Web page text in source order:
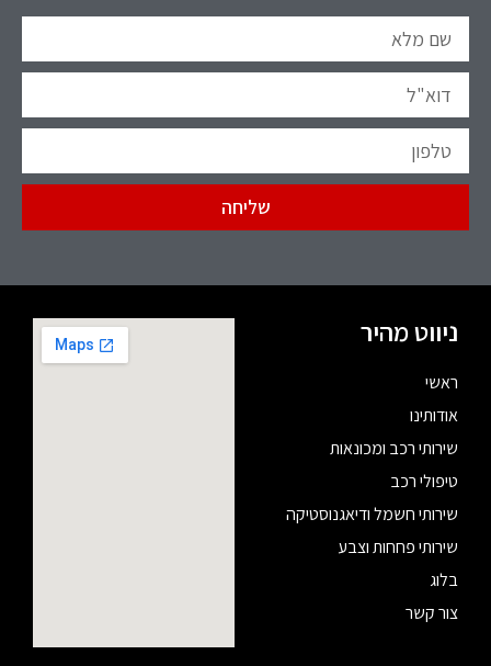
שליחה
ניווט מהיר
ראשי
אודותינו
שירותי רכב ומכונאות
טיפולי רכב
שירותי חשמל ודיאגנוסטיקה
שירותי פחחות וצבע
בלוג
צור קשר